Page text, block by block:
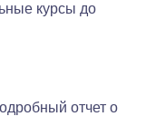
курсы до
отчет о